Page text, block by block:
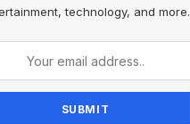
technology, and more.